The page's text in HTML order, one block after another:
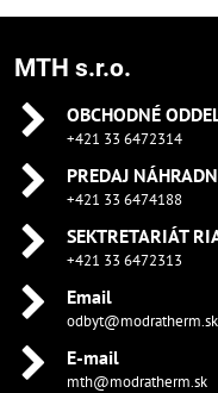
MTH s.r.o.
OBCHODNÉ
+421 33 6472314
PREDAJ
+421 33 6474188
SEKTRETARIÁT
+421 33 6472313
Email
odbyt@modratherm.sk
E-mail
mth@modratherm.sk